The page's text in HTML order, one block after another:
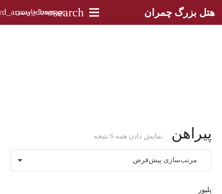
هتل بزرگ چمران search
language فارسی
پیراهن نمایش دادن همه 6 نتیجه
پلیور